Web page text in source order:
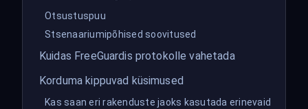
Otsustuspuu
Stsenaariumipõhised soovitused
Kuidas FreeGuardis protokolle vahetada
Korduma kippuvad küsimused
Kas saan eri rakenduste jaoks kasutada erinevaid